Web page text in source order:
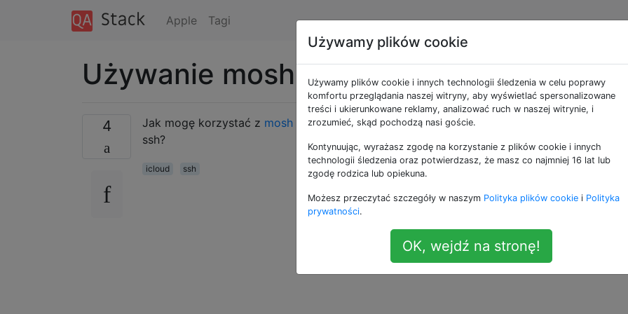
Apple Tagi
Używanie mosh z Back to my Mac
4 Jak mogę korzystać z mosh poprzez iCloudsBack to Mac, tak jak mogę to zrobić za
ssh?
icloud ssh
Sebastian
Używamy plików cookie
Używamy plików cookie i innych technologii śledzenia w celu poprawy
komfortu przeglądania naszej witryny, aby wyświetlać spersonalizowane
treści i ukierunkowane reklamy, analizować ruch w naszej witrynie, i
zrozumieć, skąd pochodzą nasi goście.
Kontynuując, wyrażasz zgodę na korzystanie z plików cookie i innych
technologii śledzenia oraz potwierdzasz, że masz co najmniej 16 lat lub
zgodę rodzica lub opiekuna.
Możesz przeczytać szczegóły w naszym Polityka plików cookie i Polityka
prywatności.
OK, wejdź na stronę!